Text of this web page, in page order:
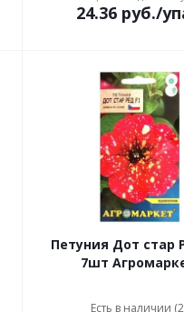
24.36руб./
Петуния Дот стар
7шт
Есть в наличии